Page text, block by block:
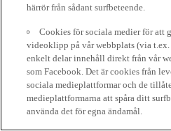
härrör från sådant surfbeteende.
Cookies för sociala medier för att
videoklipp på vår webbplats (via
enkelt delar innehåll direkt från vår
som Facebook. Det är cookies från
sociala medieplattformar och de
medieplattformarna att spåra ditt
använda det för egna ändamål.